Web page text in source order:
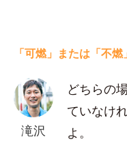
「可燃」または「不
滝沢
どちらの
ていなけ
よ。